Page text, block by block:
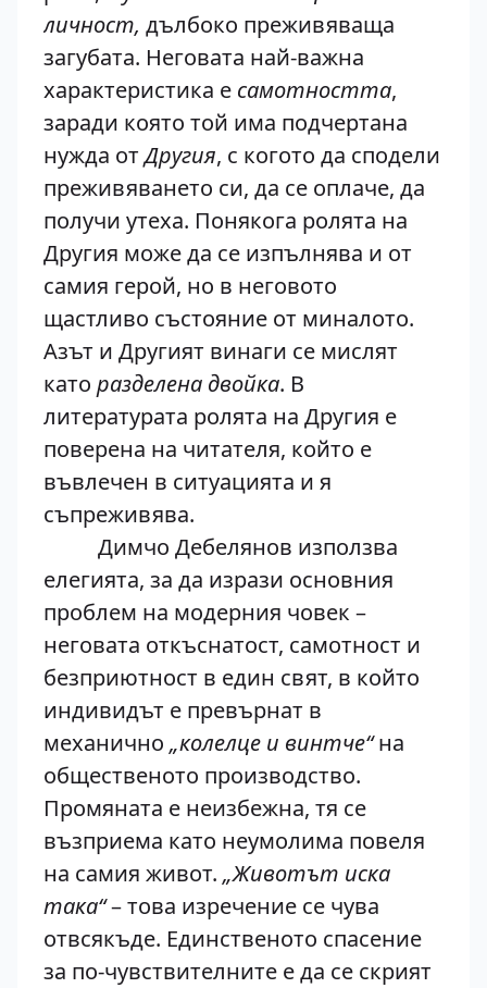
личност, дълбоко преживяваща
загубата. Неговата най-важна
характеристика е самотността,
заради която той има подчертана
нужда отДругия, с когото да сподели
преживяването си, да се оплаче, да
получи утеха. Понякога ролята на
Другия може да се изпълнява и от
самия герой, но в неговото
щастливо състояние от миналото.
Азът и Другият винаги се мислят
като разделена двойка. В
литературата ролята на Другия е
поверена на читателя, който е
въвлечен в ситуацията и я
съпреживява.
Димчо Дебелянов използва
елегията, за да изрази основния
проблем на модерния човек –
неговата откъснатост, самотност и
безприютност в един свят, в който
индивидът е превърнат в
механично „колелце и винтче“на
общественото производство.
Промяната е неизбежна, тя се
възприема като неумолима повеля
на самия живот. „Животът иска
така“– това изречение се чува
отвсякъде. Единственото спасение
за по-чувствителните е да се скрият